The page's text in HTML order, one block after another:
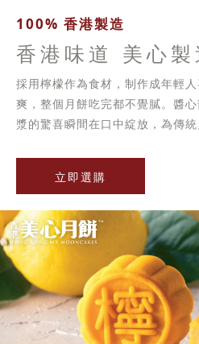
100% 香港製造
香港味道 美心製
採用檸檬作為食材，制作成年輕
爽，整個月餅吃完都不覺膩。醬
漿的驚喜瞬間在口中綻放，為傳統
立即選購